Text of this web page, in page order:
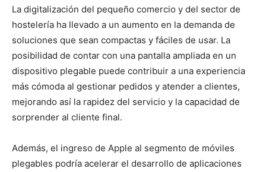
La digitalización del pequeño comercio y del sector de
hostelería ha llevado a un aumento en la demanda de
soluciones que sean compactas y fáciles de usar. La
posibilidad de contar con una pantalla ampliada en un
dispositivo plegable puede contribuir a una experiencia
más cómoda al gestionar pedidos y atender a clientes,
mejorando así la rapidez del servicio y la capacidad de
sorprender al cliente final.
Además, el ingreso de Apple al segmento de móviles
plegables podría acelerar el desarrollo de aplicaciones